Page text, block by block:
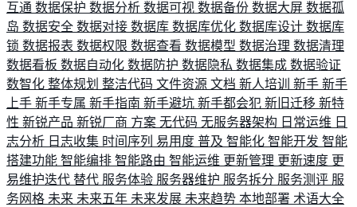
互通 数据保护 数据分析 数据可视 数据备份 数据大屏 数据孤
岛 数据安全 数据对接 数据库 数据库优化 数据库设计 数据库
锁 数据报表 数据权限 数据查看 数据模型 数据治理 数据清理
数据看板 数据自动化 数据防护 数据隐私 数据集成 数据验证
数智化 整体规划 整洁代码 文件资源 文档 新人培训 新手 新手
上手 新手专属 新手指南 新手避坑 新手都会犯 新旧迁移 新特
性 新锐产品 新锐厂商 方案 无代码 无服务器架构 日常运维 日
志分析 日志收集 时间序列 易用度 普及 智能化 智能开发 智能
搭建功能 智能编排 智能路由 智能运维 更新管理 更新速度 更
易维护迭代 替代 服务体验 服务器维护 服务拆分 服务测评 服
务网格 未来 未来五年 未来发展 未来趋势 本地部署 术语大全